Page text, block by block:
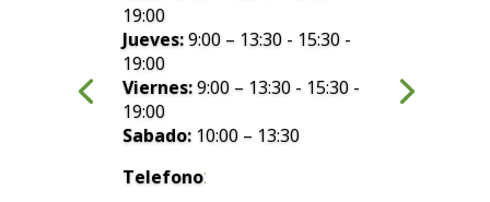
19:00
Jueves:9:00 – 13:30 - 15:30 -
19:00
Viernes:9:00 – 13:30 - 15:30 -
19:00
Sabado: 10:00 – 13:30
Telefono: